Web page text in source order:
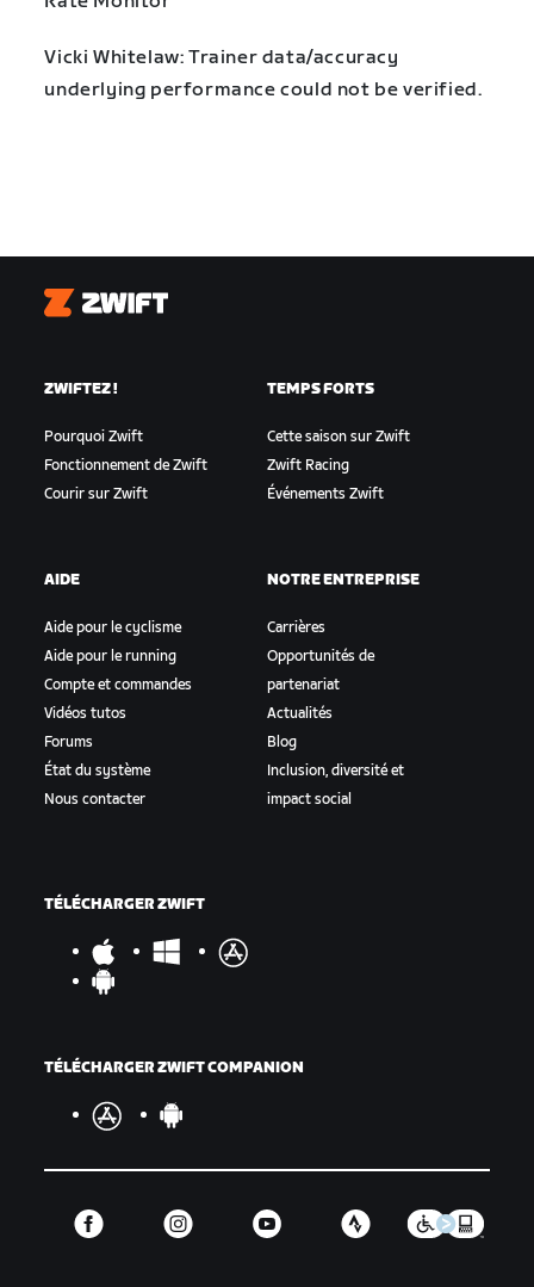
Vicki Whitelaw: Trainer data/accuracy
underlying performance could not be verified.
Zwift
ZWIFTEZ !
Pourquoi Zwift
Fonctionnement de Zwift
Courir sur Zwift
TEMPS FORTS
Cette saison sur Zwift
Zwift Racing
Événements Zwift
AIDE
Aide pour le cyclisme
Aide pour le running
Compte et commandes
Vidéos tutos
Forums
État du système
Nous contacter
NOTRE ENTREPRISE
Carrières
Opportunités de
partenariat
Actualités
Blog
Inclusion, diversité et
impact social
TÉLÉCHARGER ZWIFT
TÉLÉCHARGER ZWIFT COMPANION